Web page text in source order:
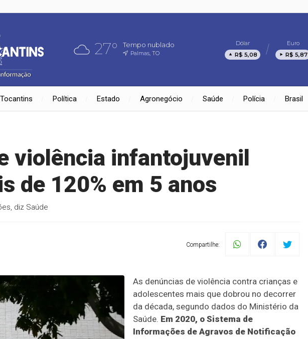
27° Tempo nublado
Palmas, TO
Dólar
R$ 5,08
Euro
R$ 5,87
Tocantins Política Estado Agronegócio Saúde Polícia Brasil
violência infantojuvenil
de 120% em 5 anos
diz Saúde
Compartilhe:
As denúncias de violência contra crianças e
adolescentes mais que dobrou no decorrer
da década, segundo dados do Ministério da
Saúde. Em 2020, o Sistema de
Informações de Agravos de Notificação